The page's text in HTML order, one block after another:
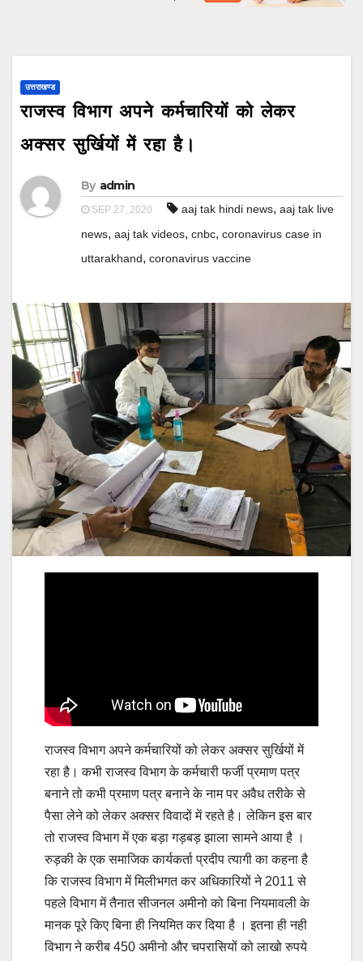
उत्तराखण्ड
राजस्व विभाग अपने कर्मचारियों को लेकर
अक्सर सुर्खियों में रहा है।
By admin
SEP 27, 2020 aaj tak hindi news, aaj tak live
news, aaj tak videos, cnbc, coronavirus case in
uttarakhand, coronavirus vaccine
राजस्व विभाग अपने कर्मचारियों को लेकर अक्सर सुर्खियों में
रहा है। कभी राजस्व विभाग के कर्मचारी फर्जी प्रमाण पत्र
बनाने तो कभी प्रमाण पत्र बनाने के नाम पर अवैध तरीके से
पैसा लेने को लेकर अक्सर विवादों में रहते है। लेकिन इस बार
तो राजस्व विभाग में एक बड़ा गड़बड़ झाला सामने आया है ।
रुड़की के एक समाजिक कार्यकर्ता प्रदीप त्यागी का कहना है
कि राजस्व विभाग में मिलीभगत कर अधिकारियों ने 2011 से
पहले विभाग में तैनात सीजनल अमीनो को बिना नियमावली के
मानक पूरे किए बिना ही नियमित कर दिया है । इतना ही नही
विभाग ने करीब 450 अमीनो और चपरासियों को लाखो रुपये